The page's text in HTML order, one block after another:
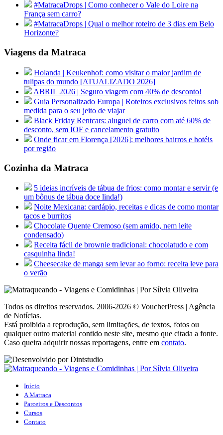
#MatracaDrops | Como conhecer o Vale do Loire na
França sem carro?
#MatracaDrops | Qual o melhor roteiro de 3 dias em Belo
Horizonte?
Viagens da Matraca
Holanda | Keukenhof: como visitar o maior jardim de
tulipas do mundo [ATUALIZADO 2026]
ABRIL 2026 | Seguro viagem com 40% de desconto!
Guia Personalizado Europa | Roteiros exclusivos feitos sob
medida para o seu jeito de viajar
Black Friday Rentcars: aluguel de carro com até 60% de
desconto, sem IOF e cancelamento gratuito
Onde ficar em Florença [2026]: melhores bairros e hotéis
por região
Cozinha da Matraca
5 ideias incríveis de tábua de frios: como montar e servir (e
um bônus de tábua doce linda!)
Noite Mexicana: cardápio, receitas e dicas de como montar
tacos e burritos
Chocolate Quente Cremoso (sem amido, nem leite
condensado)
Receita fácil de brownie tradicional: chocolatudo e com
casquinha linda!
Cheesecake de manga sem levar ao forno: receita leve para
o verão
Todos os direitos reservados. 2006-2026 © VoucherPress | Agência
de Notícias.
Está proibida a reprodução, sem limitações, de textos, fotos ou
qualquer outro material contido neste site, mesmo que citada a fonte.
Caso queira adquirir nossas reportagens, entre em contato.
Início
A Matraca
Parceiros e Descontos
Cursos
Contato